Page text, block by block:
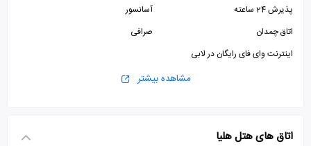
پذیرش 24 ساعته
آسانسور
اتاق چمدان
صرافی
اینترنت وای فای رایگان در لابی
مشاهده بیشتر
اتاق های هتل هلیا